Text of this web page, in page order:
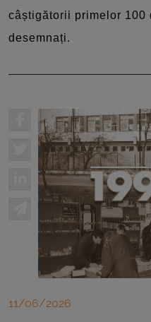
câștigătorii primelor 100
desemnați.
11/06/2026